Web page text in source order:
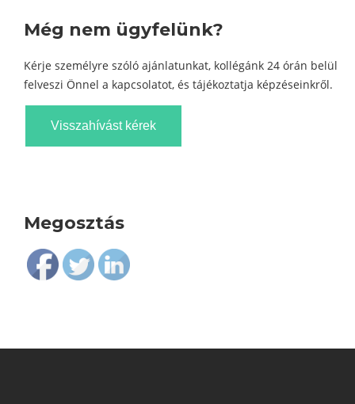
Még nem ügyfelünk?
Kérje személyre szóló ajánlatunkat, kollégánk 24 órán belül
felveszi Önnel a kapcsolatot, és tájékoztatja képzéseinkről.
Visszahívást kérek
Megosztás
Follow